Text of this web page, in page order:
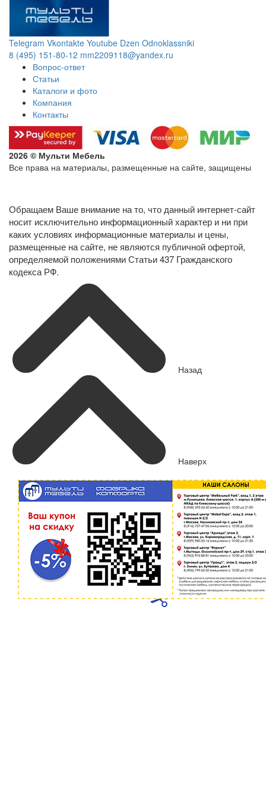
Telegram Vkontakte Youtube Dzen Odnoklassniki
8 (495) 151-80-12 mm2209118@yandex.ru
Вопрос-ответ
Статьи
Каталоги и фото
Компания
Контакты
2026 © Мульти Мебель
Все права на материалы, размещенные на сайте, защищены
Обращаем Ваше внимание на то, что данный интернет-сайт
носит исключительно информационный характер и ни при
каких условиях информационные материалы и цены,
размещенные на сайте, не являются публичной офертой,
определяемой положениями Статьи 437 Гражданского
кодекса РФ.
Назад
Наверх